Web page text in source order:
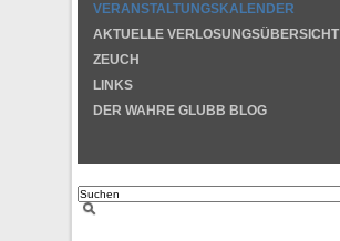
VERANSTALTUNGSKALENDER
AKTUELLE VERLOSUNGSÜBERSICHT
ZEUCH
LINKS
DER WAHRE GLUBB BLOG